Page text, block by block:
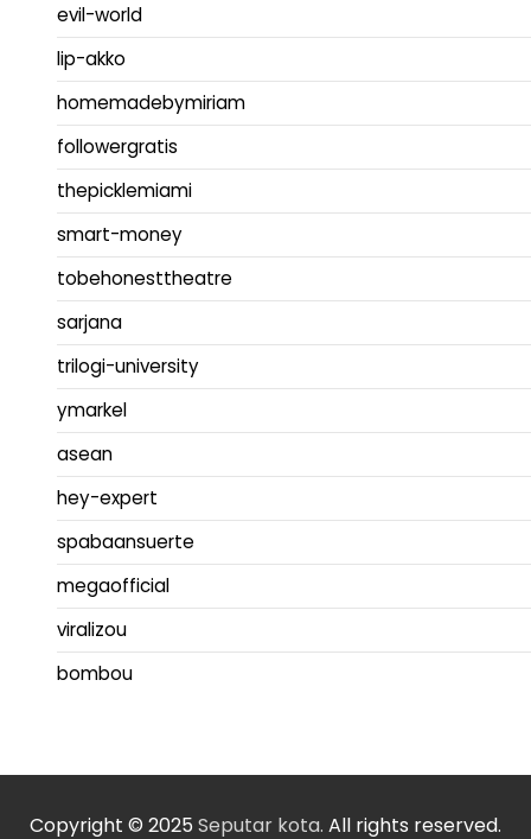
evil-world
lip-akko
homemadebymiriam
followergratis
thepicklemiami
smart-money
tobehonesttheatre
sarjana
trilogi-university
ymarkel
asean
hey-expert
spabaansuerte
megaofficial
viralizou
bombou
Copyright © 2025 Seputar kota. All rights reserved.